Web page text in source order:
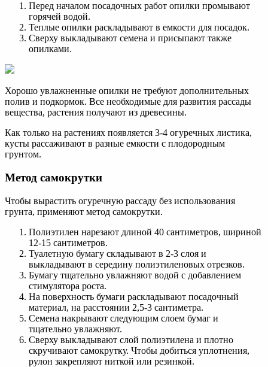
Перед началом посадочных работ опилки промывают
горячей водой.
Теплые опилки раскладывают в емкости для посадок.
Сверху выкладывают семена и присыпают также
опилками.
Хорошо увлажненные опилки не требуют дополнительных
полив и подкормок. Все необходимые для развития рассады
вещества, растения получают из древесины.
Как только на растениях появляется 3-4 огуречных листика,
кусты рассаживают в разные емкости с плодородным
грунтом.
Метод самокрутки
Чтобы вырастить огуречную рассаду без использования
грунта, применяют метод самокрутки.
Полиэтилен нарезают длиной 40 сантиметров, шириной
12-15 сантиметров.
Туалетную бумагу складывают в 2-3 слоя и
выкладывают в середину полиэтиленовых отрезков.
Бумагу тщательно увлажняют водой с добавлением
стимулятора роста.
На поверхность бумаги раскладывают посадочный
материал, на расстоянии 2,5-3 сантиметра.
Семена накрывают следующим слоем бумаг и
тщательно увлажняют.
Сверху выкладывают слой полиэтилена и плотно
скручивают самокрутку. Чтобы добиться уплотнения,
рулон закрепляют ниткой или резинкой.